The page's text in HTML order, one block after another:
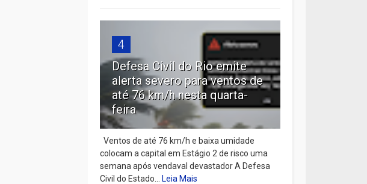
4
Defesa Civil do Rio emite
alerta severo para ventos de
até 76 km/h nesta quarta-
feira
Ventos de até 76 km/h e baixa umidade
colocam a capital em Estágio 2 de risco uma
semana após vendaval devastador A Defesa
Civil do Estado...Leia Mais